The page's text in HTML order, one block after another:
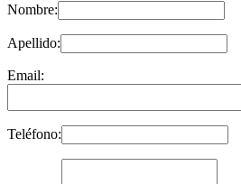
Nombre:
Apellido:
Email:
Teléfono: